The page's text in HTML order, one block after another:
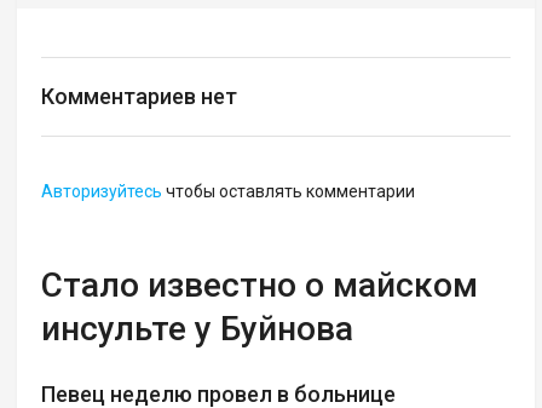
Комментариев нет
Авторизуйтесь чтобы оставлять комментарии
Стало известно о майском
инсульте у Буйнова
Певец неделю провел в больнице